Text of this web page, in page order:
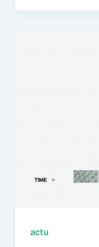
actu